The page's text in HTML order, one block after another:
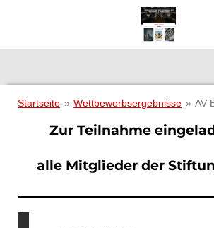
Startseite » Wettbewerbsergebnisse » AV
Zur Teilnahme
alle Mitglieder der